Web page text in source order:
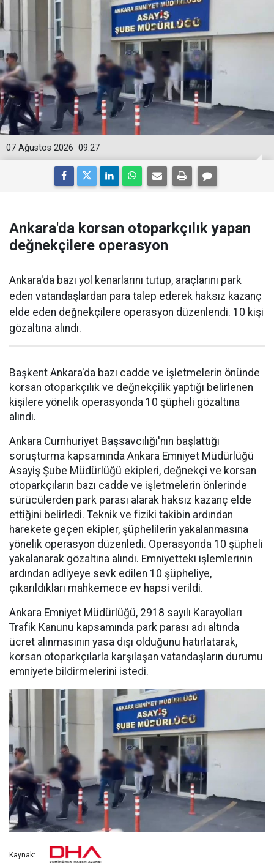
09:27
07 Ağustos 2026
Ankara'da korsan otoparkçılık yapan
değnekçilere operasyon
Ankara'da bazı yol kenarlarını tutup, araçlarını park
eden vatandaşlardan para talep ederek haksız kazanç
elde eden değnekçilere operasyon düzenlendi. 10 kişi
gözaltına alındı.
Başkent Ankara'da bazı cadde ve işletmelerin önünde
korsan otoparkçılık ve değnekçilik yaptığı belirlenen
kişilere yönelik operasyonda 10 şüpheli gözaltına
alındı.
Ankara Cumhuriyet Başsavcılığı'nın başlattığı
soruşturma kapsamında Ankara Emniyet Müdürlüğü
Asayiş Şube Müdürlüğü ekipleri, değnekçi ve korsan
otoparkçıların bazı cadde ve işletmelerin önlerinde
sürücülerden park parası alarak haksız kazanç elde
ettiğini belirledi. Teknik ve fiziki takibin ardından
harekete geçen ekipler, şüphelilerin yakalanmasına
yönelik operasyon düzenledi. Operasyonda 10 şüpheli
yakalanarak gözaltına alındı. Emniyetteki işlemlerinin
ardından adliyeye sevk edilen 10 şüpheliye,
çıkarıldıkları mahkemece ev hapsi verildi.
Ankara Emniyet Müdürlüğü, 2918 sayılı Karayolları
Trafik Kanunu kapsamında park parası adı altında
ücret alınmasının yasa dışı olduğunu hatırlatarak,
korsan otoparkçılarla karşılaşan vatandaşların durumu
emniyete bildirmelerini istedi.
Kaynak: